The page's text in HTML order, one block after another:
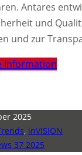
Antares
und
und zur
Information
2025
, inVISION
37 2025